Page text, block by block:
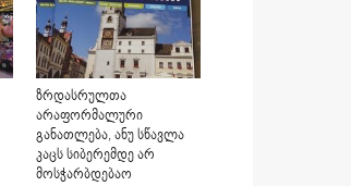
ზრდასრულთა
არაფორმალური
განათლება, ანუ სწავლა
კაცს სიბერემდე არ
მოსჭარბდებაო